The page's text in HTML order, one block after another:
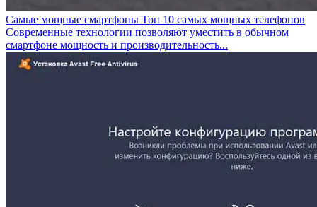
Самые мощные смартфоны Топ 10 самых мощных телефонов
Современные технологии позволяют уместить в обычном
смартфоне мощность и производительность...